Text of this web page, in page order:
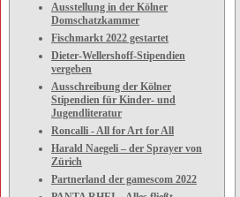
Ausstellung in der Kölner
Domschatzkammer
Fischmarkt 2022 gestartet
Dieter-Wellershoff-Stipendien
vergeben
Ausschreibung der Kölner
Stipendien für Kinder- und
Jugendliteratur
Roncalli - All for Art for All
Harald Naegeli – der Sprayer von
Zürich
Partnerland der gamescom 2022